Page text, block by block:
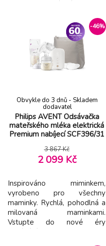
patentovaný okraj, který
funguje jako jednosměrný
ventil. Dudlík umožňuje
proudění vzduchu do lahvičky
během krmení, čímž zamezuje
-46%
Philips AVENT Odsávačka
mateřského mléka elektrická
Premium nabíjecí SCF396/31
Obvykle do 3 dnů - Skladem
dodavatel
3 867 Kč
2 099 Kč
Inspirováno miminkem,
vyrobeno pro všechny
maminky. Rychlá, pohodlná a
milovaná maminkami.
Vstupte do nové éry